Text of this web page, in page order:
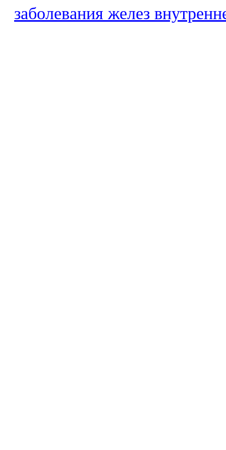
заболевания желез